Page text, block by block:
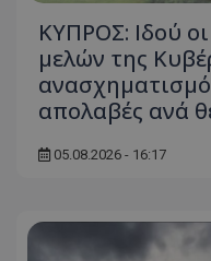
ΚΥΠΡΟΣ: Ιδού
μελών της
απολαβές ανά
05.08.2026 - 16:17